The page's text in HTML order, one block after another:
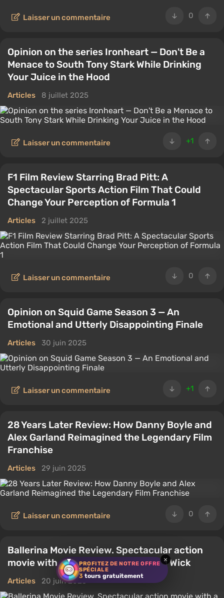
PROFITEZ DE NOTRE OFFRE
SPÉCIALE
3 tours gratuitement
×
0
Laisser un commentaire
Opinion on the series Ironheart — Don't Be a
Menace to South Tony Stark While Drinking
Your Juice in the Hood
Articles 8 juillet 2025
+1
Laisser un commentaire
F1 Film Review Starring Brad Pitt: A
Spectacular Sports Action Film That Could
Change Your Perception of Formula 1
Articles 2 juillet 2025
0
Laisser un commentaire
Opinion on Squid Game Season 3 — An
Emotional and Utterly Disappointing Finale
Articles 30 juin 2025
+1
Laisser un commentaire
28 Years Later Review: How Danny Boyle and
Alex Garland Reimagined the Legendary Film
Franchise
Articles 29 juin 2025
0
Laisser un commentaire
Ballerina Movie Review. Spectacular action
movie with a cute beauty and John Wick
Articles 20 juin 2025